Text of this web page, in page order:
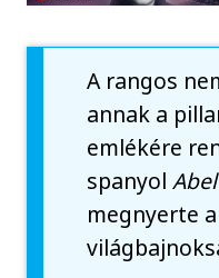
A rangos
annak a
emlékére
spanyol
megnyerte